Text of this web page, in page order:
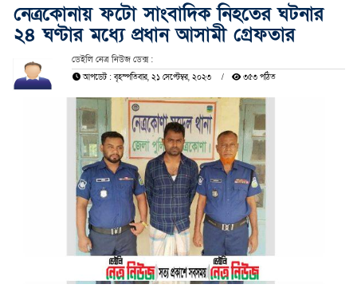
নেত্রকোনায় ফটো সাংবাদিক নিহতের ঘটনার
২৪ ঘণ্টার মধ্যে প্রধান আসামী গ্রেফতার
ডেইলি নেত্র নিউজ ডেক্স :
আপডেট : বৃহস্পতিবার, ২১ সেপ্টেম্বর, ২০২৩ ৩৫৩ পঠিত